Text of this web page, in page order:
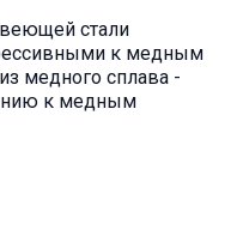
стали
к медным
медного сплава -
к медным